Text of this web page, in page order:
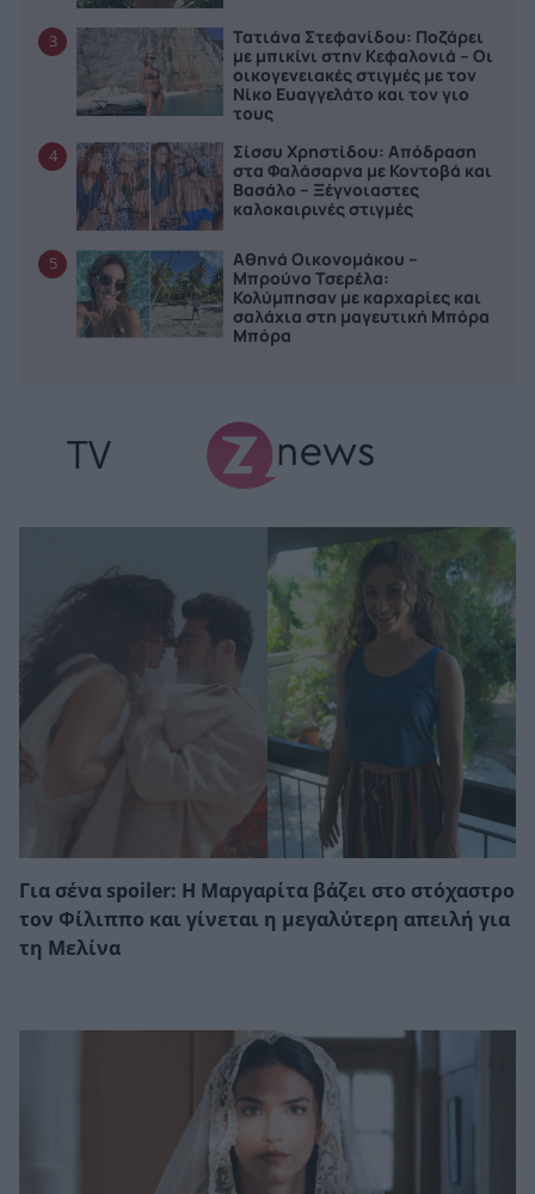
3
Τατιάνα Στεφανίδου: Ποζάρει
με μπικίνι στην Κεφαλονιά – Οι
οικογενειακές στιγμές με τον
Νίκο Ευαγγελάτο και τον γιο
τους
4
Σίσσυ Χρηστίδου: Απόδραση
στα Φαλάσαρνα με Κοντοβά και
Βασάλο – Ξέγνοιαστες
καλοκαιρινές στιγμές
5
Αθηνά Οικονομάκου –
Μπρούνο Τσερέλα:
Κολύμπησαν με καρχαρίες και
σαλάχια στη μαγευτική Μπόρα
Μπόρα
TV
Για σένα spoiler: Η Μαργαρίτα βάζει στο στόχαστρο
τον Φίλιππο και γίνεται η μεγαλύτερη απειλή για
τη Μελίνα